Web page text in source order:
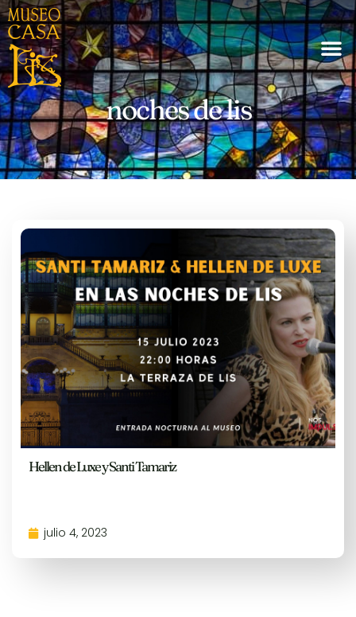
noches de lis
Hellen de Luxe y Santi Tamariz
julio 4, 2023